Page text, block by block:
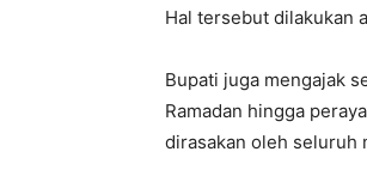
Hal tersebut dilakukan
Bupati juga mengajak
Ramadan hingga
dirasakan oleh seluruh